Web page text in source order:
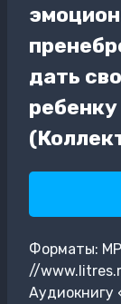
дать
Форматы:
//
Аудиокнигу